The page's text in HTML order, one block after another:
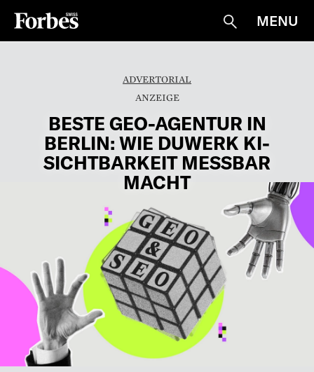
Suche
MENU
ADVERTORIAL
BESTE GEO-AGENTUR IN
BERLIN: WIE DUWERK KI-
SICHTBARKEIT MESSBAR
MACHT